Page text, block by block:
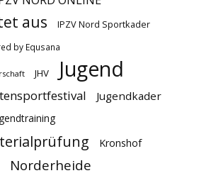
aus IPZV Nord Sportkader
by Equsana
JHV Jugend
Jugendkader
Kronshof
Norderheide